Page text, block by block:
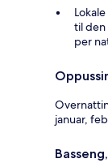
til den
per
januar,